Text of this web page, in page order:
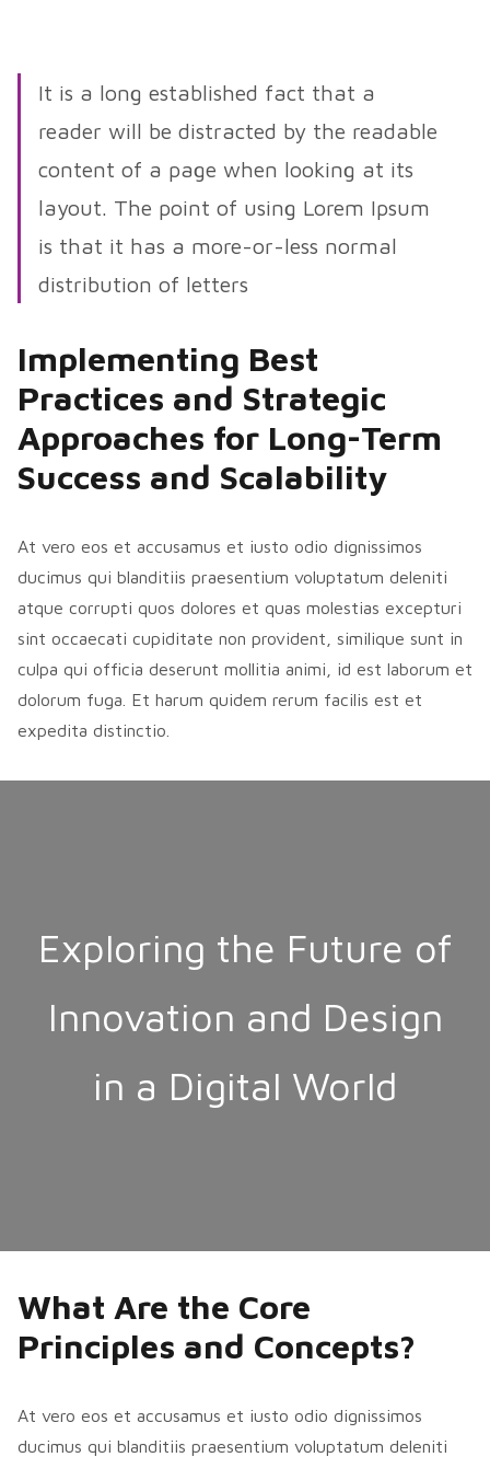
It is a long established fact that a
reader will be distracted by the readable
content of a page when looking at its
layout. The point of using Lorem Ipsum
is that it has a more-or-less normal
distribution of letters
Implementing Best
Practices and Strategic
Approaches for Long-Term
Success and Scalability
At vero eos et accusamus et iusto odio dignissimos
ducimus qui blanditiis praesentium voluptatum deleniti
atque corrupti quos dolores et quas molestias excepturi
sint occaecati cupiditate non provident, similique sunt in
culpa qui officia deserunt mollitia animi, id est laborum et
dolorum fuga. Et harum quidem rerum facilis est et
expedita distinctio.
Exploring the Future of
Innovation and Design
in a Digital World
What Are the Core
Principles and Concepts?
At vero eos et accusamus et iusto odio dignissimos
ducimus qui blanditiis praesentium voluptatum deleniti